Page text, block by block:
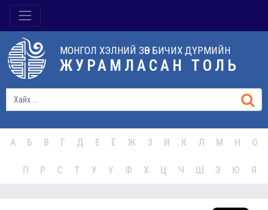
МОНГОЛ ХЭЛНИЙ ЗӨВ БИЧИХ ДҮРМИЙН
ЖУРАМЛАСАН ТОЛЬ
А Б В Г Д Е Ё Ж З И К Л М Н О
П Р С Т У Ү Ф Х Ц Ч Ш Э Ю Я